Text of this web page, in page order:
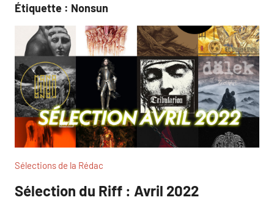
Étiquette : Nonsun
Sélections de la Rédac
Sélection du Riff : Avril 2022